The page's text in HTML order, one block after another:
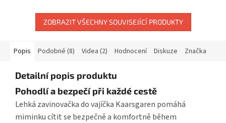
ZOBRAZIT VŠECHNY SOUVISEJÍCÍ PRODUKTY
Popis Podobné (8) Videa (2) Hodnocení Diskuze Značka
Detailní popis produktu
Pohodlí a bezpečí při každé cestě
Lehká zavinovačka do vajíčka Kaarsgaren pomáhá
miminku cítit se bezpečně a komfortně během